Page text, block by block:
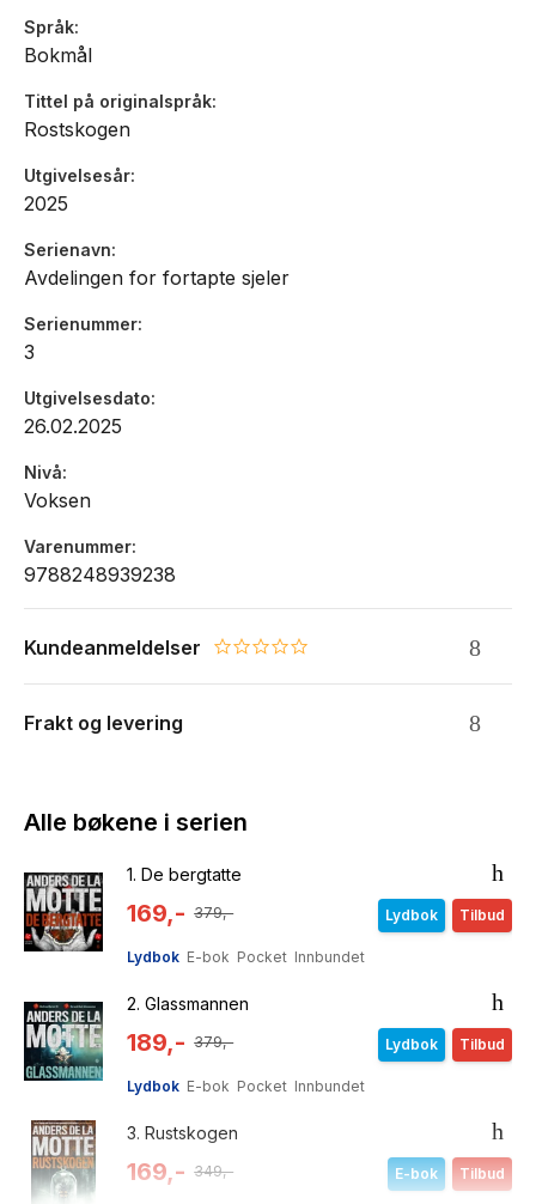
Språk
Bokmål
Tittel på originalspråk
Rostskogen
Utgivelsesår
2025
Serienavn
Avdelingen for fortapte sjeler
Serienummer
3
Utgivelsesdato
26.02.2025
Nivå
Voksen
Varenummer
9788248939238
Kundeanmeldelser 0.0 star rating
Frakt og levering
Alle bøkene i serien
1. De bergtatte
169,- 379,- Lydbok Tilbud
Lydbok E-bok Pocket Innbundet
2. Glassmannen
189,- 379,- Lydbok Tilbud
Lydbok E-bok Pocket Innbundet
3. Rustskogen
169,- 349,- E-bok Tilbud